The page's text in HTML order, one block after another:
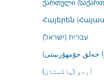
ქართული
Հայերեն
עברית (ישראל)
خەلق جۇمھۇرىيىتى)
اُردو (پاکستان)